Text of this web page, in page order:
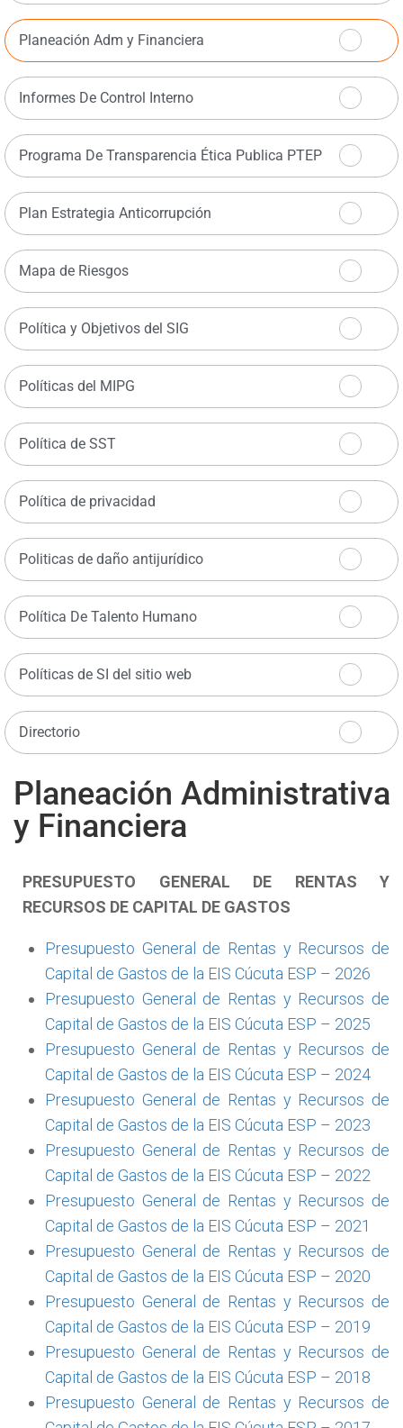
Planeación Adm y Financiera
Informes De Control Interno
Programa De Transparencia Ética Publica PTEP
Plan Estrategia Anticorrupción
Mapa de Riesgos
Política y Objetivos del SIG
Políticas del MIPG
Política de SST
Política de privacidad
Politicas de daño antijurídico
Política De Talento Humano
Políticas de SI del sitio web
Directorio
Planeación Administrativa
y Financiera
PRESUPUESTO GENERAL DE RENTAS Y
RECURSOS DE CAPITAL DE GASTOS
Presupuesto General de Rentas y Recursos de
Capital de Gastos de la EIS Cúcuta ESP – 2026
Presupuesto General de Rentas y Recursos de
Capital de Gastos de la EIS Cúcuta ESP – 2025
Presupuesto General de Rentas y Recursos de
Capital de Gastos de la EIS Cúcuta ESP – 2024
Presupuesto General de Rentas y Recursos de
Capital de Gastos de la EIS Cúcuta ESP – 2023
Presupuesto General de Rentas y Recursos de
Capital de Gastos de la EIS Cúcuta ESP – 2022
Presupuesto General de Rentas y Recursos de
Capital de Gastos de la EIS Cúcuta ESP – 2021
Presupuesto General de Rentas y Recursos de
Capital de Gastos de la EIS Cúcuta ESP – 2020
Presupuesto General de Rentas y Recursos de
Capital de Gastos de la EIS Cúcuta ESP – 2019
Presupuesto General de Rentas y Recursos de
Capital de Gastos de la EIS Cúcuta ESP – 2018
Presupuesto General de Rentas y Recursos de